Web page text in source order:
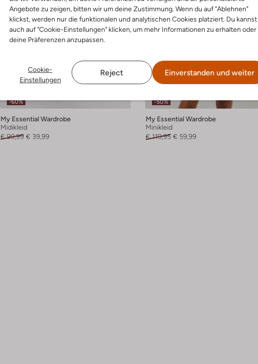
Angebote zu zeigen, bitten wir um deine Zustimmung. Wenn du auf "Ablehnen"
klickst, werden nur die funktionalen und analytischen Cookies platziert. Du kannst
auch auf "Cookie-Einstellungen" klicken, um mehr Informationen zu erhalten oder
deine Präferenzen anzupassen.
Cookie-
Einstellungen
Reject Einverstanden und weiter
-60%
My Essential Wardrobe
Midikleid
€ 99,99 € 39,99
-50%
My Essential Wardrobe
Minikleid
€ 119,95 € 59,99